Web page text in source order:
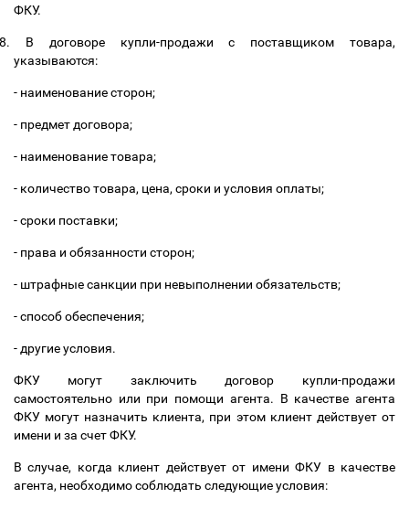
ФКУ.
В договоре купли-продажи с поставщиком товара,
указываются:
- наименование сторон;
- предмет договора;
- наименование товара;
- количество товара, цена, сроки и условия оплаты;
- сроки поставки;
- права и обязанности сторон;
- штрафные санкции при невыполнении обязательств;
- способ обеспечения;
- другие условия.
ФКУ могут заключить договор купли-продажи
самостоятельно или при помощи агента. В качестве агента
ФКУ могут назначить клиента, при этом клиент действует от
имени и за счет ФКУ.
В случае, когда клиент действует от имени ФКУ в качестве
агента, необходимо соблюдать следующие условия: